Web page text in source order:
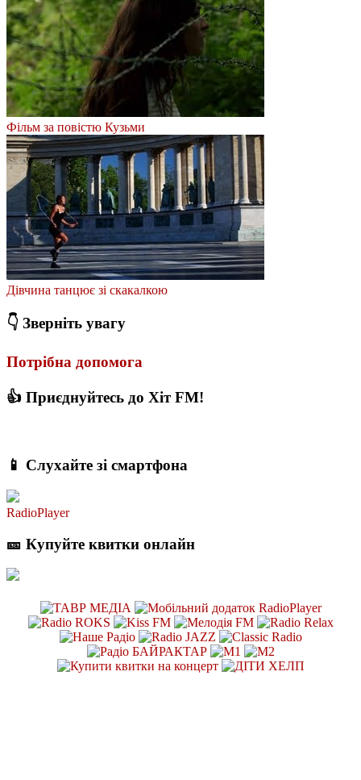
Фільм за повістю Кузьми
Дівчина танцює зі скакалкою
👇 Зверніть увагу
Потрібна допомога
👍 Приєднуйтесь до Хіт FM!
📱 Слухайте зі смартфона
RadioPlayer
🎫 Купуйте квитки онлайн